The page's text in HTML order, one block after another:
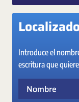
Introduce el
escritura que